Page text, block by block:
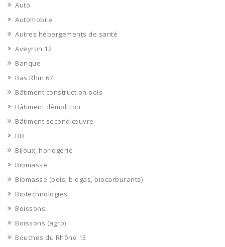
Auto
Automobile
Autres hébergements de santé
Aveyron 12
Banque
Bas Rhin 67
Bâtiment construction bois
Bâtiment démolition
Bâtiment second œuvre
BD
Bijoux, horlogerie
Biomasse
Biomasse (bois, biogas, biocarburants)
Biotechnologies
Boissons
Boissons (agro)
Bouches du Rhône 13